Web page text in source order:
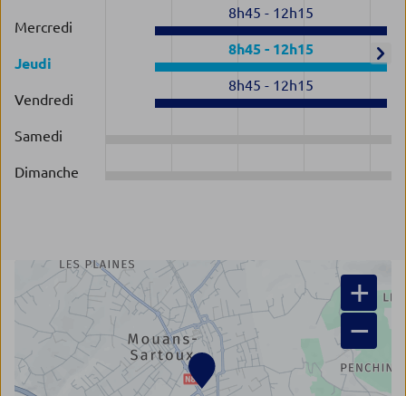
Mercredi
8h45 - 12h15
Jeudi
8h45 - 12h15
Vendredi
8h45 - 12h15
Samedi
Dimanche
+
−